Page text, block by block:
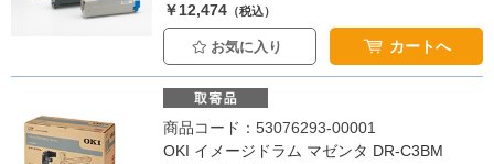
￥12,474 （税込）
お気に入り カートへ
商品コード：53076293-00001
OKI イメージドラム マゼンタ DR-C3BM